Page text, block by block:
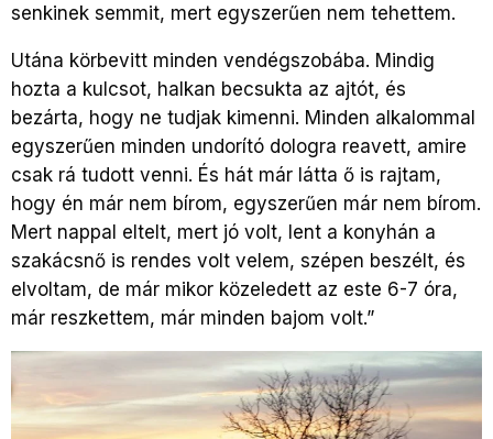
senkinek semmit, mert egyszerűen nem tehettem.
Utána körbevitt minden vendégszobába. Mindig
hozta a kulcsot, halkan becsukta az ajtót, és
bezárta, hogy ne tudjak kimenni. Minden alkalommal
egyszerűen minden undorító dologra reavett, amire
csak rá tudott venni. És hát már látta ő is rajtam,
hogy én már nem bírom, egyszerűen már nem bírom.
Mert nappal eltelt, mert jó volt, lent a konyhán a
szakácsnő is rendes volt velem, szépen beszélt, és
elvoltam, de már mikor közeledett az este 6-7 óra,
már reszkettem, már minden bajom volt.”